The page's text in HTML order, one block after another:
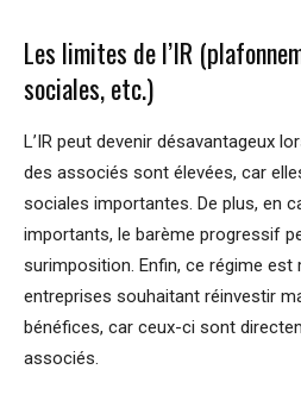
Les limites de l’IR
sociales, etc.)
L’IR peut devenir désavantageux
des associés sont élevées, car
sociales importantes. De plus, en
importants, le barème progressif
surimposition. Enfin, ce régime est
entreprises souhaitant réinvestir
bénéfices, car ceux-ci sont
associés.